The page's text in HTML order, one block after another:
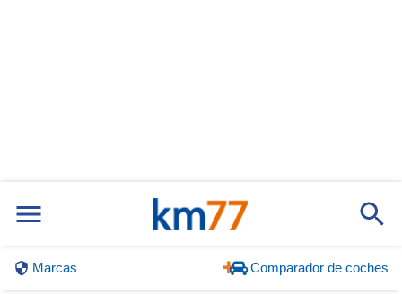
Marcas Comparador de coches